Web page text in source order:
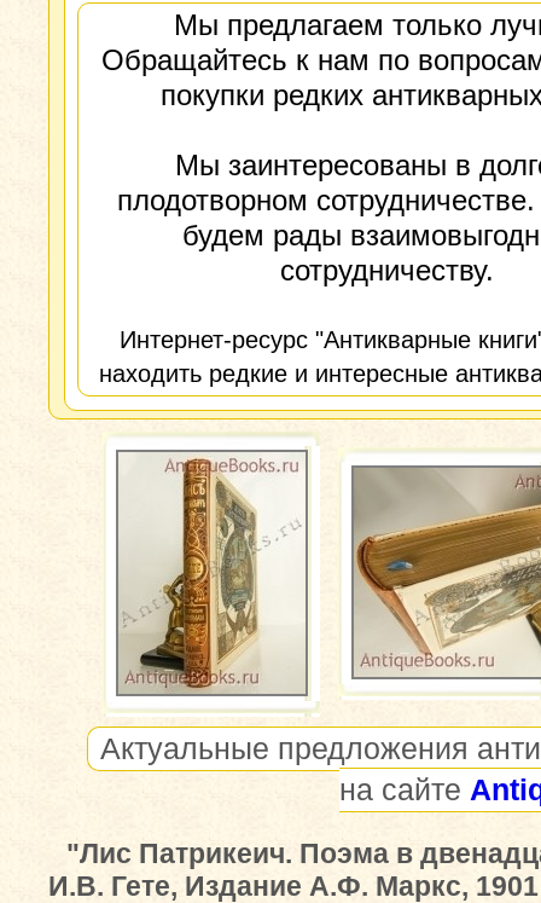
Мы предлагаем только
Обращайтесь к нам по
покупки редких
Мы заинтересованы в
плодотворном
будем рады
сотрудничеству.
Интернет-ресурс "Антикварные
находить редкие и интересные
Актуальные предложения
на сайте
"Лис Патрикеич. Поэма в
И.В. Гете, Издание А.Ф. Маркс,